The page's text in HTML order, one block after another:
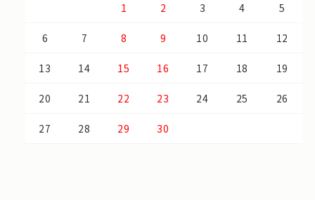
1 2 3 4 5
6 7 8 9 10 11 12
13 14 15 16 17 18 19
20 21 22 23 24 25 26
27 28 29 30